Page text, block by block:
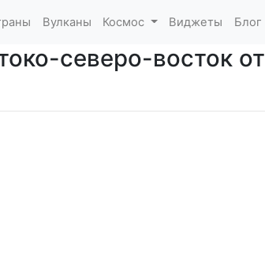
Вулканы Космос Виджеты Блог
северо-восток от